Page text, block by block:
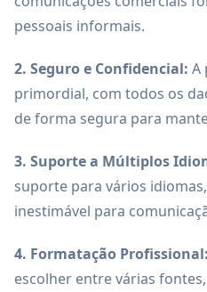
pessoais informais.
2. Seguro e Confidencial: A
primordial, com todos os
de forma segura para
3. Suporte a Múltiplos
suporte para vários
inestimável para
4. Formatação Profissional:
escolher entre várias